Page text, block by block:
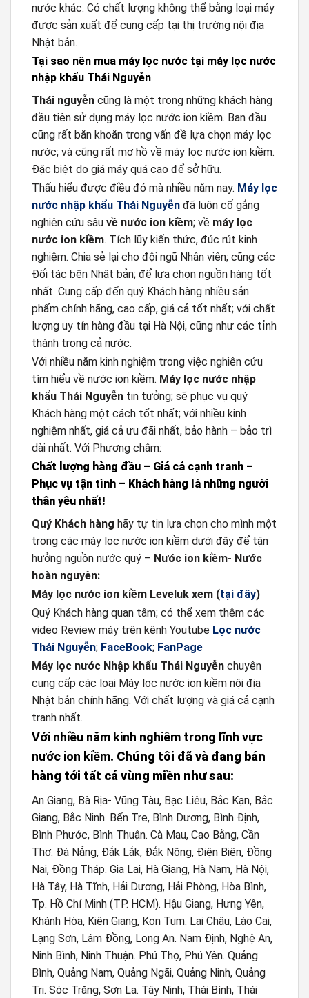
nước khác. Có chất lượng không thể bằng loại máy
được sản xuất để cung cấp tại thị trường nội địa
Nhật bản.
Tại sao nên mua máy lọc nước tại máy lọc nước
nhập khẩu Thái Nguyễn
Thái nguyễn cũng là một trong những khách hàng
đầu tiên sử dụng máy lọc nước ion kiềm. Ban đầu
cũng rất băn khoăn trong vấn đề lựa chọn máy lọc
nước; và cũng rất mơ hồ về máy lọc nước ion kiềm.
Đặc biệt do giá máy quá cao để sở hữu.
Thấu hiểu được điều đó mà nhiều năm nay. Máy lọc
nước nhập khẩu Thái Nguyễn đã luôn cố gắng
nghiên cứu sâu về nước ion kiềm; về máy lọc
nước ion kiềm. Tích lũy kiến thức, đúc rút kinh
nghiệm. Chia sẻ lại cho đội ngũ Nhân viên; cũng các
Đối tác bên Nhật bản; để lựa chọn nguồn hàng tốt
nhất. Cung cấp đến quý Khách hàng nhiều sản
phẩm chính hãng, cao cấp, giá cả tốt nhất; với chất
lượng uy tín hàng đầu tại Hà Nội, cũng như các tỉnh
thành trong cả nước.
Với nhiều năm kinh nghiệm trong việc nghiên cứu
tìm hiểu về nước ion kiềm. Máy lọc nước nhập
khẩu Thái Nguyễn tin tưởng; sẽ phục vụ quý
Khách hàng một cách tốt nhất; với nhiều kinh
nghiệm nhất, giá cả ưu đãi nhất, bảo hành – bảo trì
dài nhất. Với Phương châm:
Chất lượng hàng đầu – Giá cả cạnh tranh –
Phục vụ tận tình – Khách hàng là những người
thân yêu nhất!
Quý Khách hàng hãy tự tin lựa chọn cho mình một
trong các máy lọc nước ion kiềm dưới đây để tận
hưởng nguồn nước quý – Nước ion kiềm- Nước
hoàn nguyên:
Máy lọc nước ion kiềm Leveluk xem (tại đây)
Quý Khách hàng quan tâm; có thể xem thêm các
video Review máy trên kênh Youtube Lọc nước
Thái Nguyễn; FaceBook; FanPage
Máy lọc nước Nhập khẩu Thái Nguyễn chuyên
cung cấp các loại Máy lọc nước ion kiềm nội địa
Nhật bản chính hãng. Với chất lượng và giá cả cạnh
tranh nhất.
Với nhiều năm kinh nghiêm trong lĩnh vực
nước ion kiềm. Chúng tôi đã và đang bán
hàng tới tất cả vùng miền như sau:
An Giang, Bà Rịa- Vũng Tàu, Bạc Liêu, Bắc Kạn, Bắc
Giang, Bắc Ninh. Bến Tre, Bình Dương, Bình Định,
Bình Phước, Bình Thuận. Cà Mau, Cao Bằng, Cần
Thơ. Đà Nẵng, Đắk Lắk, Đắk Nông, Điện Biên, Đồng
Nai, Đồng Tháp. Gia Lai, Hà Giang, Hà Nam, Hà Nội,
Hà Tây, Hà Tĩnh, Hải Dương, Hải Phòng, Hòa Bình,
Tp. Hồ Chí Minh (TP. HCM). Hậu Giang, Hưng Yên,
Khánh Hòa, Kiên Giang, Kon Tum. Lai Châu, Lào Cai,
Lạng Sơn, Lâm Đồng, Long An. Nam Định, Nghệ An,
Ninh Bình, Ninh Thuận. Phú Thọ, Phú Yên. Quảng
Bình, Quảng Nam, Quảng Ngãi, Quảng Ninh, Quảng
Trị. Sóc Trăng, Sơn La. Tây Ninh, Thái Bình, Thái